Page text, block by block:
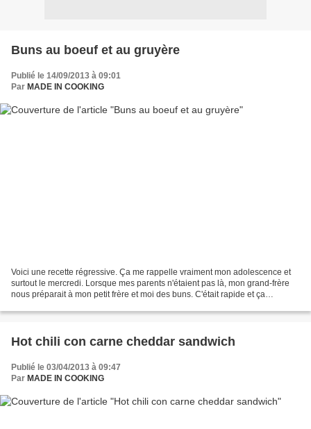
Buns au boeuf et au gruyère
Publié le 14/09/2013 à 09:01
Par MADE IN COOKING
Voici une recette régressive. Ça me rappelle vraiment mon adolescence et
surtout le mercredi. Lorsque mes parents n'étaient pas là, mon grand-frère
nous préparait à mon petit frère et moi des buns. C'était rapide et ça
Hot chili con carne cheddar sandwich
Publié le 03/04/2013 à 09:47
Par MADE IN COOKING